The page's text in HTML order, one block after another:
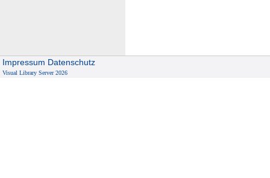
Impressum Datenschutz
Visual Library Server 2026